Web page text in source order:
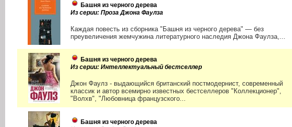
Башня из черного дерева
Из серии: Проза Джона Фаулза
Каждая повесть из сборника "Башня из черного дерева" — без
преувеличения жемчужина литературного наследия Джона Фаулза,...
Башня из черного дерева
Из серии: Интеллектуальный бестселлер
Джон Фаулз - выдающийся британский постмодернист, современный
классик и автор всемирно известных бестселлеров "Коллекционер",
"Волхв", "Любовница французского...
Башня из черного дерева